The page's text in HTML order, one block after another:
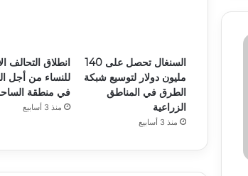
السنغال تحصل على 140
مليون دولار لتوسيع شبكة
الطرق في المناطق
الزراعية
منذ 3 أسابيع
انطلاق التحالف
للنساء من أجل
في منطقة
منذ 3 أسابيع